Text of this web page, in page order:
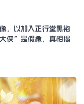
，以加入正行堂黑袍
侠”是假象，真相揭